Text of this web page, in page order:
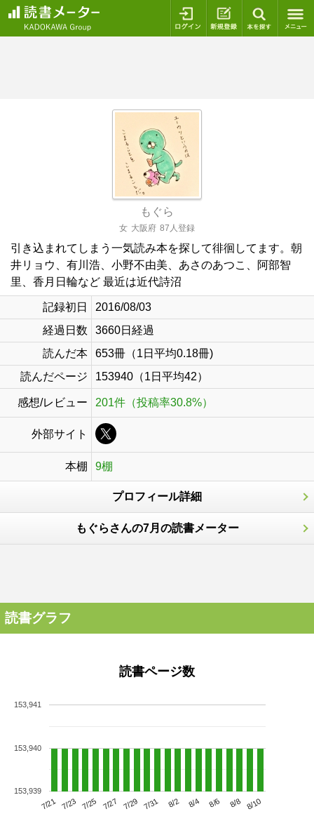
ログイン 新規登録
もぐら
女 大阪府 87人登録
引き込まれてしまう一気読み本を探して徘徊してます。朝
井リョウ、有川浩、小野不由美、あさのあつこ、阿部智
里、香月日輪など 最近は近代詩沼
記録初日
2016/08/03
経過日数
3660日経過
読んだ本
653冊（1日平均0.18冊)
読んだページ
153940（1日平均42）
感想/レビュー 201件（投稿率30.8%）
外部サイト
本棚 9棚
プロフィール詳細
もぐらさんの7月の読書メーター
読書グラフ
読書ページ数
7/21 7/23 7/25 7/27 7/29 7/31 8/2 8/4 8/6 8/8 8/10
153,939
153,940
153,941